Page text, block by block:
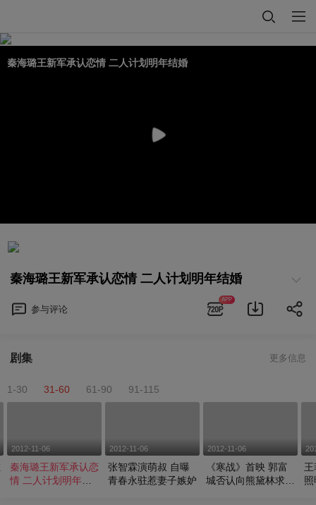
秦海璐王新军承认恋情 二人计划明年结婚
秦海璐王新军承认恋情 二人计划明年结婚
参与评论
APP
剧集 更多信息
1-30 31-60 61-90 91-115
2012-11-06
秦海璐王新军承认恋
情 二人计划明年结
2012-11-06
张智霖演萌叔 自曝
青春永驻惹妻子嫉妒
2012-11-06
《寒战》首映 郭富
城否认向熊黛林求婚